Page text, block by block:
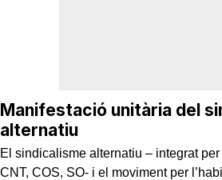
Manifestació unitària del
alternatiu
El sindicalisme alternatiu – integrat
CNT, COS, SO- i el moviment per